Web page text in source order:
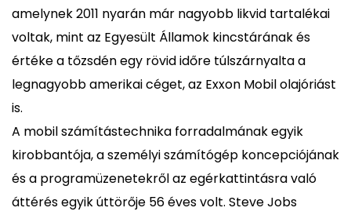
amelynek 2011 nyarán már nagyobb likvid tartalékai
voltak, mint az Egyesült Államok kincstárának és
értéke a tőzsdén egy rövid időre túlszárnyalta a
legnagyobb amerikai céget, az Exxon Mobil olajóriást
is.
A mobil számítástechnika forradalmának egyik
kirobbantója, a személyi számítógép koncepciójának
és a programüzenetekről az egérkattintásra való
áttérés egyik úttörője 56 éves volt. Steve Jobs